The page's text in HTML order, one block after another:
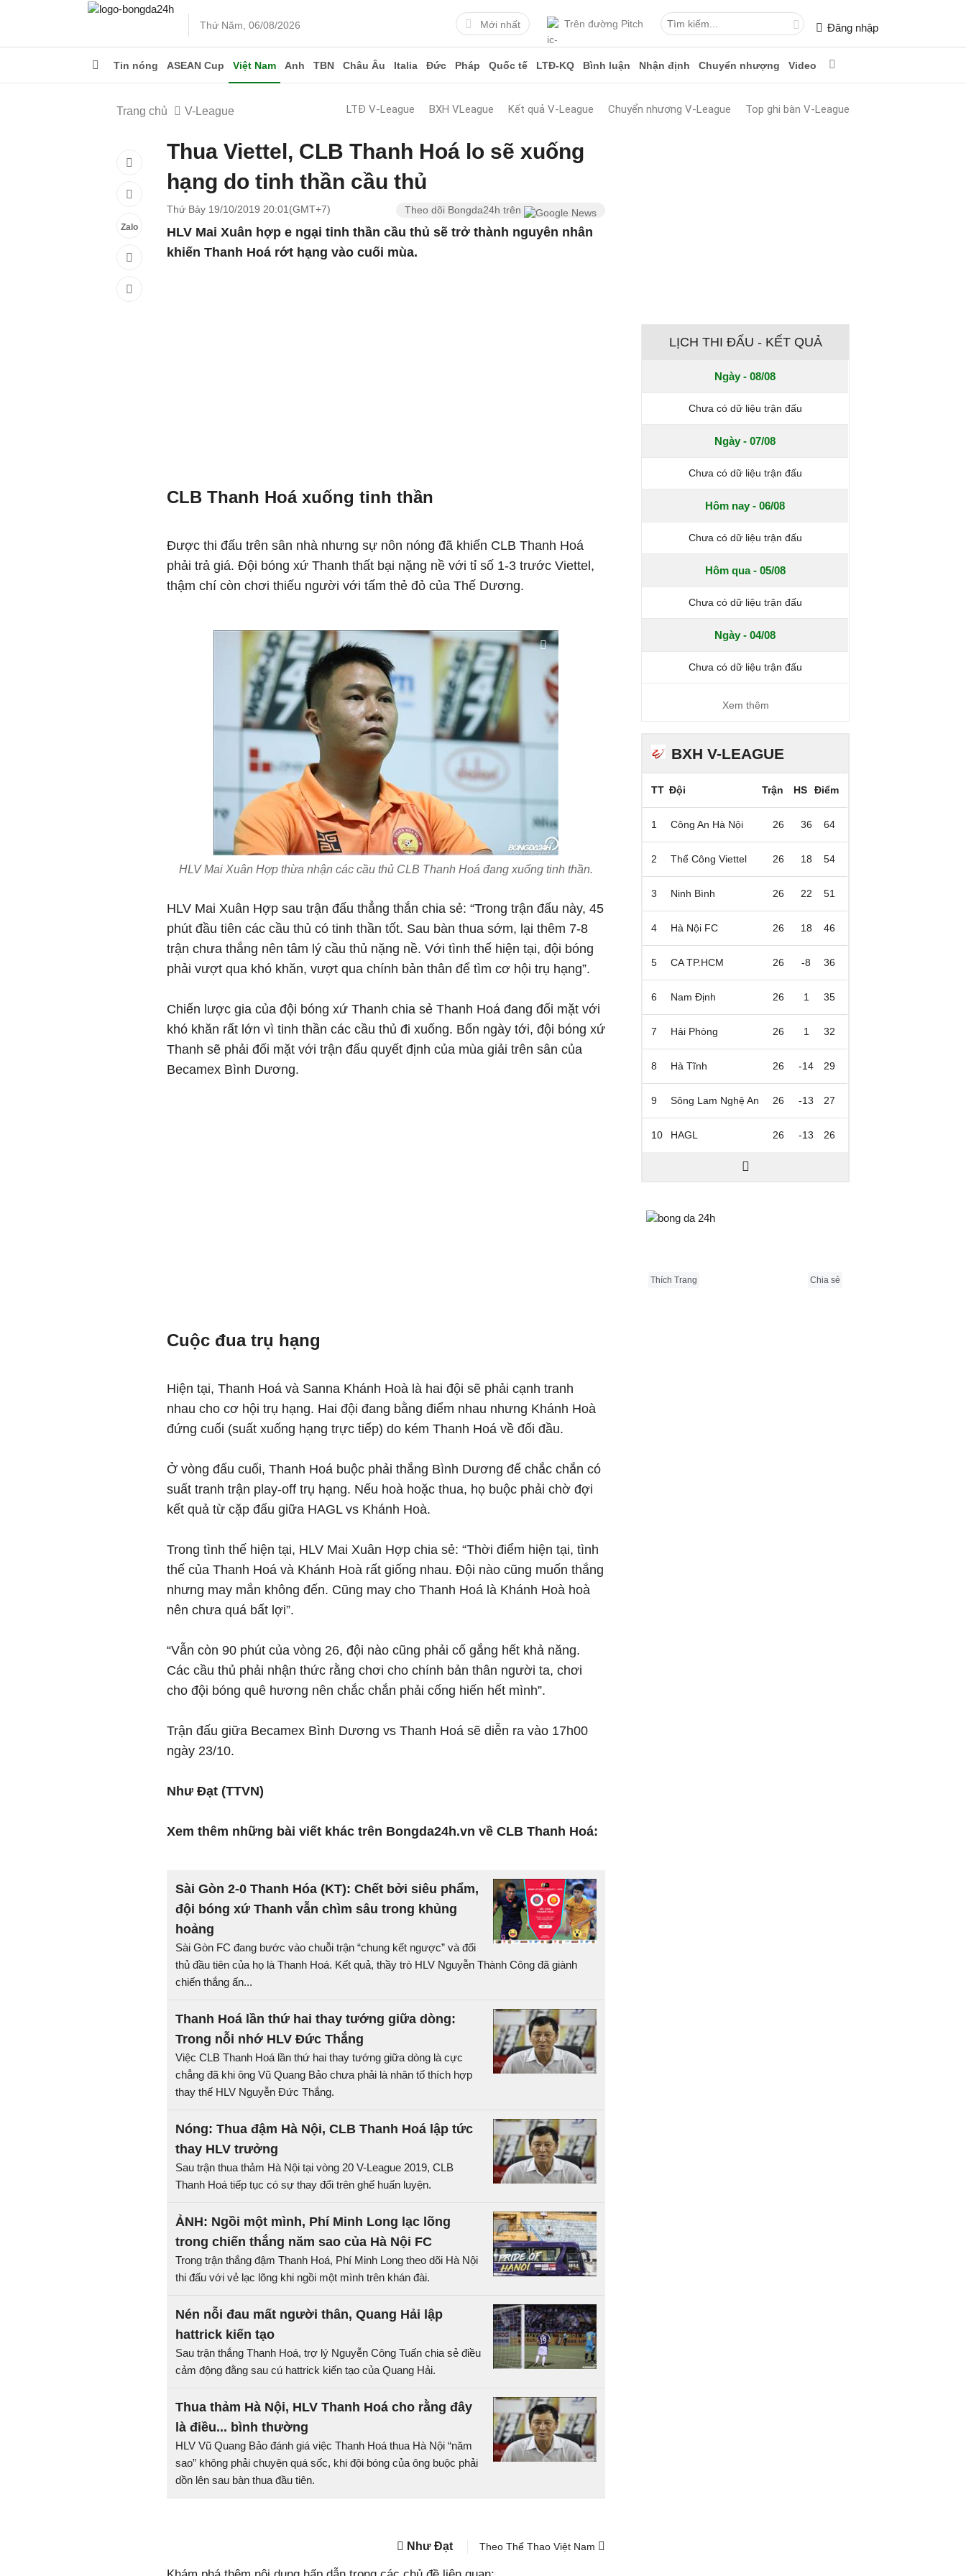
Thứ Năm, 06/08/2026 Mới nhất Trên đường Pitch Đăng nhập
Tin nóng ASEAN Cup Việt Nam Anh TBN Châu Âu Italia Đức Pháp Quốc tế LTĐ-KQ Bình luận Nhận định Chuyển nhượng Video
Trang chủ V-League LTĐ V-League BXH VLeague Kết quả V-League Chuyển nhượng V-League Top ghi bàn V-League
Zalo
Thua Viettel, CLB Thanh Hoá lo sẽ xuống
hạng do tinh thần cầu thủ
Thứ Bảy 19/10/2019 20:01(GMT+7) Theo dõi Bongda24h trên
HLV Mai Xuân hợp e ngại tinh thần cầu thủ sẽ trở thành nguyên nhân
khiến Thanh Hoá rớt hạng vào cuối mùa.
CLB Thanh Hoá xuống tinh thần
Được thi đấu trên sân nhà nhưng sự nôn nóng đã khiến CLB Thanh Hoá
phải trả giá. Đội bóng xứ Thanh thất bại nặng nề với tỉ số 1-3 trước Viettel,
thậm chí còn chơi thiếu người với tấm thẻ đỏ của Thế Dương.
HLV Mai Xuân Hợp thừa nhận các cầu thủ CLB Thanh Hoá đang xuống tinh thần.
HLV Mai Xuân Hợp sau trận đấu thẳng thắn chia sẻ: “Trong trận đấu này, 45
phút đầu tiên các cầu thủ có tinh thần tốt. Sau bàn thua sớm, lại thêm 7-8
trận chưa thắng nên tâm lý cầu thủ nặng nề. Với tình thế hiện tại, đội bóng
phải vượt qua khó khăn, vượt qua chính bản thân để tìm cơ hội trụ hạng”.
Chiến lược gia của đội bóng xứ Thanh chia sẻ Thanh Hoá đang đối mặt với
khó khăn rất lớn vì tinh thần các cầu thủ đi xuống. Bốn ngày tới, đội bóng xứ
Thanh sẽ phải đối mặt với trận đấu quyết định của mùa giải trên sân của
Becamex Bình Dương.
Cuộc đua trụ hạng
Hiện tại, Thanh Hoá và Sanna Khánh Hoà là hai đội sẽ phải cạnh tranh
nhau cho cơ hội trụ hạng. Hai đội đang bằng điểm nhau nhưng Khánh Hoà
đứng cuối (suất xuống hạng trực tiếp) do kém Thanh Hoá về đối đầu.
Ở vòng đấu cuối, Thanh Hoá buộc phải thắng Bình Dương để chắc chắn có
suất tranh trận play-off trụ hạng. Nếu hoà hoặc thua, họ buộc phải chờ đợi
kết quả từ cặp đấu giữa HAGL vs Khánh Hoà.
Trong tình thế hiện tại, HLV Mai Xuân Hợp chia sẻ: “Thời điểm hiện tại, tình
thế của Thanh Hoá và Khánh Hoà rất giống nhau. Đội nào cũng muốn thắng
nhưng may mắn không đến. Cũng may cho Thanh Hoá là Khánh Hoà hoà
nên chưa quá bất lợi”.
“Vẫn còn 90 phút của vòng 26, đội nào cũng phải cố gắng hết khả năng.
Các cầu thủ phải nhận thức rằng chơi cho chính bản thân người ta, chơi
cho đội bóng quê hương nên chắc chắn phải cống hiến hết mình”.
Trận đấu giữa Becamex Bình Dương vs Thanh Hoá sẽ diễn ra vào 17h00
ngày 23/10.
Như Đạt (TTVN)
Xem thêm những bài viết khác trên Bongda24h.vn về CLB Thanh Hoá:
Sài Gòn 2-0 Thanh Hóa (KT): Chết bởi siêu phẩm,
đội bóng xứ Thanh vẫn chìm sâu trong khủng
hoảng
Sài Gòn FC đang bước vào chuỗi trận “chung kết ngược” và đối
thủ đầu tiên của họ là Thanh Hoá. Kết quả, thầy trò HLV Nguyễn Thành Công đã giành
chiến thắng ấn...
Thanh Hoá lần thứ hai thay tướng giữa dòng:
Trong nỗi nhớ HLV Đức Thắng
Việc CLB Thanh Hoá lần thứ hai thay tướng giữa dòng là cực
chẳng đã khi ông Vũ Quang Bảo chưa phải là nhân tố thích hợp
thay thế HLV Nguyễn Đức Thắng.
Nóng: Thua đậm Hà Nội, CLB Thanh Hoá lập tức
thay HLV trưởng
Sau trận thua thảm Hà Nội tại vòng 20 V-League 2019, CLB
Thanh Hoá tiếp tục có sự thay đổi trên ghế huấn luyện.
ẢNH: Ngồi một mình, Phí Minh Long lạc lõng
trong chiến thắng năm sao của Hà Nội FC
Trong trận thắng đậm Thanh Hoá, Phí Minh Long theo dõi Hà Nội
thi đấu với vẻ lạc lõng khi ngồi một mình trên khán đài.
Nén nỗi đau mất người thân, Quang Hải lập
hattrick kiến tạo
Sau trận thắng Thanh Hoá, trợ lý Nguyễn Công Tuấn chia sẻ điều
cảm động đằng sau cú hattrick kiến tạo của Quang Hải.
Thua thảm Hà Nội, HLV Thanh Hoá cho rằng đây
là điều... bình thường
HLV Vũ Quang Bảo đánh giá việc Thanh Hoá thua Hà Nội “năm
sao” không phải chuyện quá sốc, khi đội bóng của ông buộc phải
dồn lên sau bàn thua đầu tiên.
Như Đạt Theo Thể Thao Việt Nam
LỊCH THI ĐẤU - KẾT QUẢ
Ngày - 08/08
Chưa có dữ liệu trận đấu
Ngày - 07/08
Chưa có dữ liệu trận đấu
Hôm nay - 06/08
Chưa có dữ liệu trận đấu
Hôm qua - 05/08
Chưa có dữ liệu trận đấu
Ngày - 04/08
Chưa có dữ liệu trận đấu
Xem thêm
BXH V-LEAGUE
TT Đội Trận HS Điểm
1 Công An Hà Nội 26 36 64
2 Thể Công Viettel 26 18 54
3 Ninh Bình 26 22 51
4 Hà Nội FC 26 18 46
5 CA TP.HCM 26 -8 36
6 Nam Định 26 1 35
7 Hải Phòng 26 1 32
8 Hà Tĩnh 26 -14 29
9 Sông Lam Nghệ An 26 -13 27
10 HAGL 26 -13 26
Thích Trang Chia sẻ